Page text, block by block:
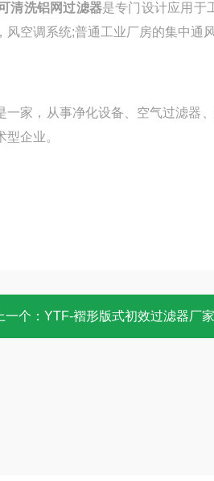
清洗铝网过滤器是专门设计应用于
风空调系统;普通工业厂房的集中通
一家，从事净化设备、空气过滤器
型企业。
一个： YTF-褶形版式初效过滤器厂家